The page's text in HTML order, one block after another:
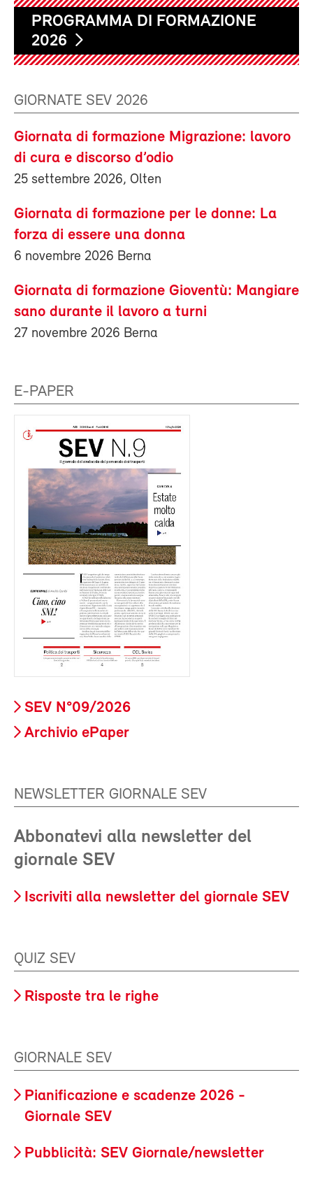
PROGRAMMA DI FORMAZIONE
2026
GIORNATE SEV 2026
Giornata di formazione Migrazione: lavoro
di cura e discorso d’odio
25 settembre 2026, Olten
Giornata di formazione per le donne: La
forza di essere una donna
6 novembre 2026 Berna
Giornata di formazione Gioventù: Mangiare
sano durante il lavoro a turni
27 novembre 2026 Berna
E-PAPER
SEV N°09/2026
Archivio ePaper
NEWSLETTER GIORNALE SEV
Abbonatevi alla newsletter del
giornale SEV
Iscriviti alla newsletter del giornale SEV
QUIZ SEV
Risposte tra le righe
GIORNALE SEV
Pianificazione e scadenze 2026 -
Giornale SEV
Pubblicità: SEV Giornale/newsletter